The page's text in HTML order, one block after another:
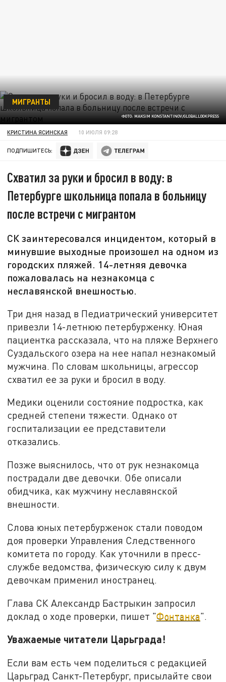
ФОТО: MAKSIM KONSTANTINOV/GLOBALLOOKPRESS
МИГРАНТЫ
КРИСТИНА ЯСИНСКАЯ 10 ИЮЛЯ 09:28
ПОДПИШИТЕСЬ:
Схватил за руки и бросил в воду: в
Петербурге школьница попала в больницу
после встречи с мигрантом
СК заинтересовался инцидентом, который в
минувшие выходные произошел на одном из
городских пляжей. 14-летняя девочка
пожаловалась на незнакомца с
неславянской внешностью.
Три дня назад в Педиатрический университет
привезли 14-летнюю петербурженку. Юная
пациентка рассказала, что на пляже Верхнего
Суздальского озера на нее напал незнакомый
мужчина. По словам школьницы, агрессор
схватил ее за руки и бросил в воду.
Медики оценили состояние подростка, как
средней степени тяжести. Однако от
госпитализации ее представители
отказались.
Позже выяснилось, что от рук незнакомца
пострадали две девочки. Обе описали
обидчика, как мужчину неславянской
внешности.
Слова юных петербурженок стали поводом
доя проверки Управления Следственного
комитета по городу. Как уточнили в пресс-
службе ведомства, физическую силу к двум
девочкам применил иностранец.
Глава СК Александр Бастрыкин запросил
доклад о ходе проверки, пишет "Фонтанка".
Уважаемые читатели Царьграда!
Если вам есть чем поделиться с редакцией
Царьград Санкт-Петербург, присылайте свои